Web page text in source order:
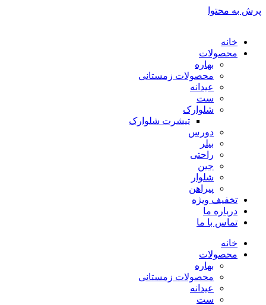
پرش به محتوا
خانه
محصولات
بهاره
محصولات زمستانی
عیدانه
ست
شلوارک
تیشرت شلوارک
دورس
بیلر
راحتی
جین
شلوار
پیراهن
تخفیف ویژه
درباره ما
تماس با ما
خانه
محصولات
بهاره
محصولات زمستانی
عیدانه
ست